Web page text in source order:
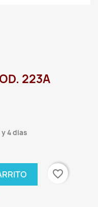
223A
4 dias
favorite_border